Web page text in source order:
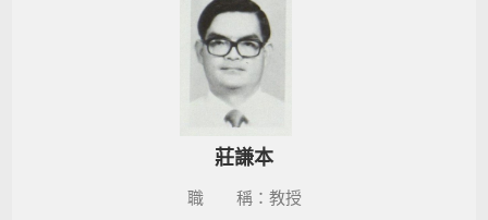
莊謙本
職 稱：教授